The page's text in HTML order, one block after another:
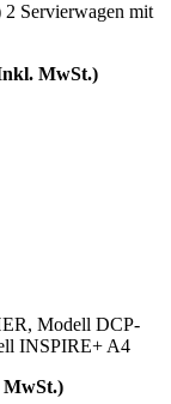
2 Servierwagen mit
MwSt.)
Modell DCP-
INSPIRE+ A4
MwSt.)